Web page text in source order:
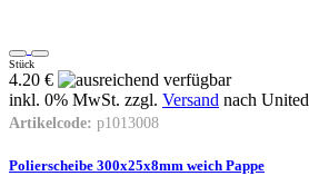
Stück
4.20 €
inkl. 0% MwSt. zzgl. Versand nach
Artikelcode: p1013008
Polierscheibe 300x25x8mm weich Pappe